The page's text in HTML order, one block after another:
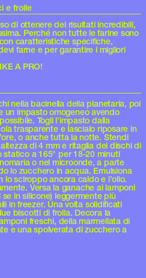
e frolle
di ottenere dei risultati incredibili,
Perché non tutte le farine sono
caratteristiche specifiche,
farne e per garantire i migliori
A PRO!
nella bacinella della planetaria, poi
un impasto omogeneo avendo
Togli l’impasto dalla
trasparente e lascialo riposare in
o anche tutta la notte. Stendi
di 4 mm e ritaglia dei dischi di
a 165° per 18-20 minuti
o nel microonde, a parte
lo zucchero in acqua. Emulsiona
sciroppo ancora caldo e l’olio.
Versa la ganache ai lamponi
in silicone) leggermente più
in freezer. Una volta solidificati
biscotti di frolla. Decora la
freschi, della marmellata di
e una spolverata di zucchero a